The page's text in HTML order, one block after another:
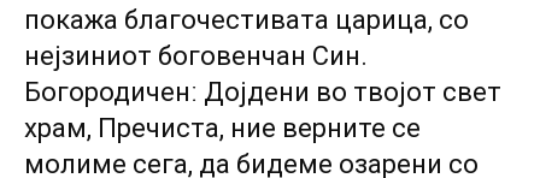
покажа благочестивата царица, со
нејзиниот боговенчан Син.
Богородиченː Дојдени во твојот свет
храм, Пречиста, ние верните се
молиме сега, да бидеме озарени со